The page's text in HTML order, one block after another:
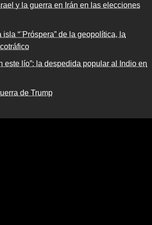
y la guerra en Irán en las elecciones
“¨Próspera” de la geopolítica, la
este lío”: la despedida popular al Indio en
de Trump